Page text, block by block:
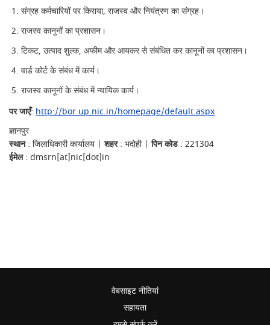
संग्रह कर्मचारियों पर किराया, राजस्व और नियंत्रण का संग्रह।
राजस्व कानूनों का प्रशासन।
टिकट, उत्पाद शुल्क, अफीम और आयकर से संबंधित कर कानूनों का प्रशासन।
वार्ड कोर्ट के संबंध में कार्य।
राजस्व कानूनों के संबंध में न्यायिक कार्य।
पर जाएँ: http://bor.up.nic.in/homepage/default.aspx
ज्ञानपुर
स्थान: जिलाधिकारी कार्यालय |शहर: भदोही |पिन कोड: 221304
ईमेल: dmsrn[at]nic[dot]in
वेबसाइट नीतियां
सहायता